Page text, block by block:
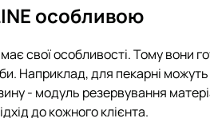
особливою
свої особливості. Тому вони
Наприклад, для пекарні
- модуль резервування
до кожного клієнта.